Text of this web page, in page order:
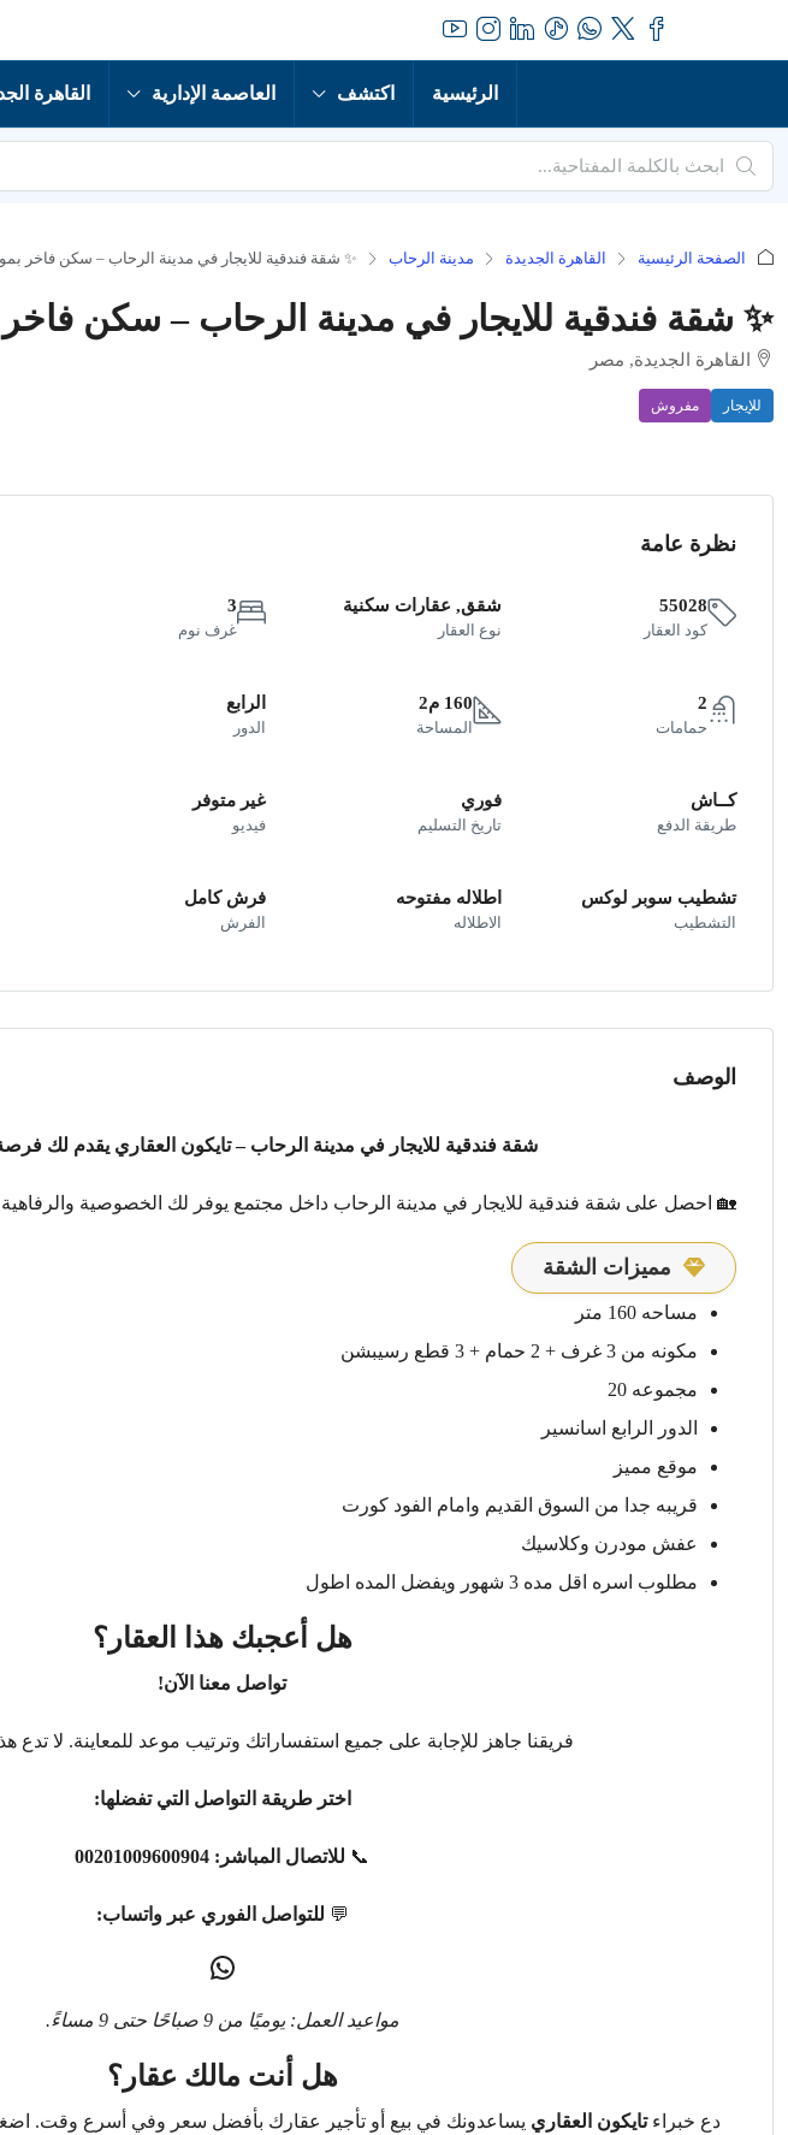
الرئيسية اكتشف العاصمة الإدارية القاهرة
الصفحة الرئيسية القاهرة الجديدة مدينة الرحاب ✨ شقة فندقية للايجار في مدينة الرحاب – سكن فاخر
✨ شقة فندقية للايجار في مدينة الرحاب – سكن
القاهرة الجديدة, مصر
للإيجار مفروش
نظرة عامة
55028
كود العقار
شقق, عقارات سكنية
نوع العقار
3
غرف نوم
2
حمامات
160 م2
المساحة
الرابع
الدور
كــاش
طريقة الدفع
فوري
تاريخ التسليم
غير متوفر
فيديو
تشطيب سوبر لوكس
التشطيب
اطلاله مفتوحه
الاطلاله
فرش كامل
الفرش
الوصف
شقة فندقية للايجار في مدينة الرحاب – تايكون العقاري يقدم لك
🏡 احصل على شقة فندقية للايجار في مدينة الرحاب داخل مجتمع يوفر لك الخصوصية
مميزات الشقة
مساحه 160 متر
مكونه من 3 غرف + 2 حمام + 3 قطع رسيبشن
مجموعه 20
الدور الرابع اسانسير
موقع مميز
قريبه جدا من السوق القديم وامام الفود كورت
عفش مودرن وكلاسيك
مطلوب اسره اقل مده 3 شهور ويفضل المده اطول
هل أعجبك هذا العقار؟
تواصل معنا الآن!
فريقنا جاهز للإجابة على جميع استفساراتك وترتيب موعد للمعاينة. لا تدع
اختر طريقة التواصل التي تفضلها:
📞 للاتصال المباشر: 00201009600904
💬 للتواصل الفوري عبر واتساب:
مواعيد العمل: يوميًا من 9 صباحًا حتى 9 مساءً.
هل أنت مالك عقار؟
دع خبراءتايكون العقاري يساعدونك في بيع أو تأجير عقارك بأفضل سعر وفي أسرع وقت.